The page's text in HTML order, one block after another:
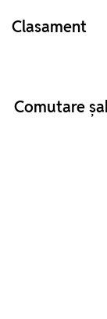
Clasament
Comutare